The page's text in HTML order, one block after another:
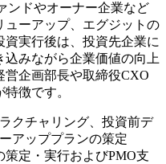
ンドやオーナー企業など
ューアップ、エグジットの
実行後は、投資先企業に
みながら企業価値の向上
営企画部長や取締役CXO
徴です。
クチャリング、投資前デ
アッププランの策定
策定・実行およびPMO支